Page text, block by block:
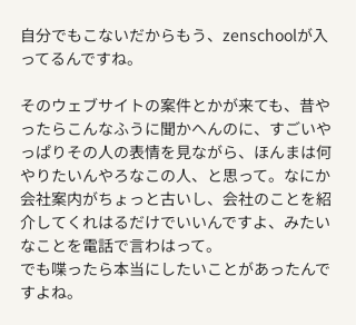
自分でもこないだからもう、zenschoolが入
ってるんですね。
そのウェブサイトの案件とかが来ても、昔や
ったらこんなふうに聞かへんのに、すごいや
っぱりその人の表情を見ながら、ほんまは何
やりたいんやろなこの人、と思って。なにか
会社案内がちょっと古いし、会社のことを紹
介してくれはるだけでいいんですよ、みたい
なことを電話で言わはって。
でも喋ったら本当にしたいことがあったんで
すよね。